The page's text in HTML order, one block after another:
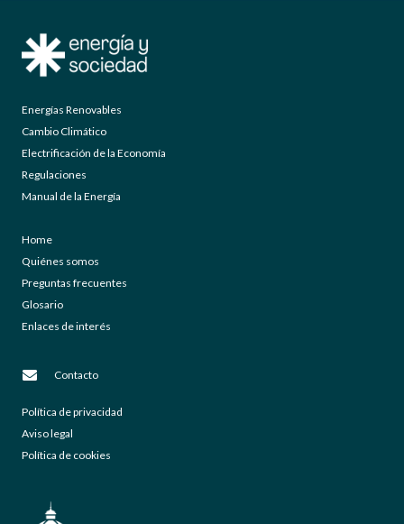
Energías Renovables
Cambio Climático
Electrificación de la Economía
Regulaciones
Manual de la Energía
Home
Quiénes somos
Preguntas frecuentes
Glosario
Enlaces de interés
Contacto
Política de privacidad
Aviso legal
Política de cookies